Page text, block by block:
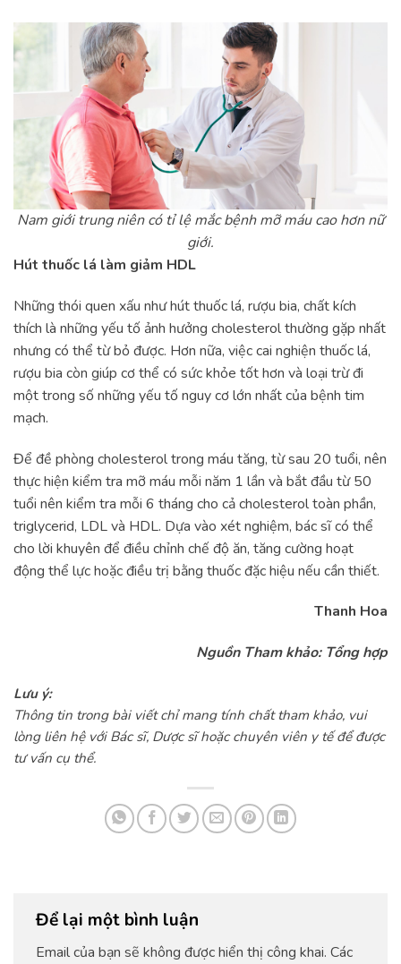
Nam giới trung niên có tỉ lệ mắc bệnh mỡ máu cao hơn nữ
giới.
Hút thuốc lá làm giảm HDL
Những thói quen xấu như hút thuốc lá, rượu bia, chất kích
thích là những yếu tố ảnh hưởng cholesterol thường gặp nhất
nhưng có thể từ bỏ được. Hơn nữa, việc cai nghiện thuốc lá,
rượu bia còn giúp cơ thể có sức khỏe tốt hơn và loại trừ đi
một trong số những yếu tố nguy cơ lớn nhất của bệnh tim
mạch.
Để đề phòng cholesterol trong máu tăng, từ sau 20 tuổi, nên
thực hiện kiểm tra mỡ máu mỗi năm 1 lần và bắt đầu từ 50
tuổi nên kiểm tra mỗi 6 tháng cho cả cholesterol toàn phần,
triglycerid, LDL và HDL. Dựa vào xét nghiệm, bác sĩ có thể
cho lời khuyên để điều chỉnh chế độ ăn, tăng cường hoạt
động thể lực hoặc điều trị bằng thuốc đặc hiệu nếu cần thiết.
Thanh Hoa
Nguồn Tham khảo: Tổng hợp
Lưu ý:
Thông tin trong bài viết chỉ mang tính chất tham khảo, vui
lòng liên hệ với Bác sĩ, Dược sĩ hoặc chuyên viên y tế để được
tư vấn cụ thể.
Để lại một bình luận
Email của bạn sẽ không được hiển thị công khai. Các